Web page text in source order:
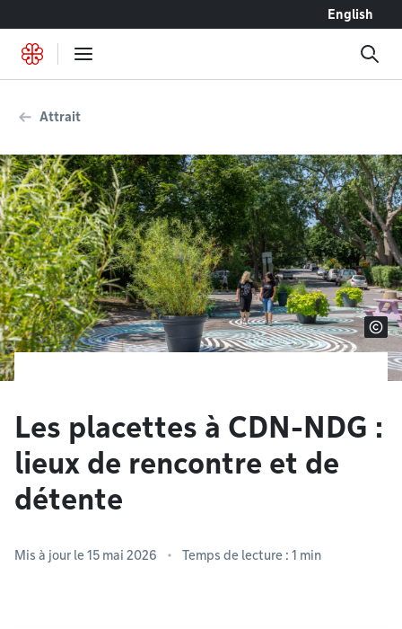
English
Attrait
Les placettes à CDN-NDG :
lieux de rencontre et de
détente
Mis à jour le 15 mai 2026 Temps de lecture : 1 min